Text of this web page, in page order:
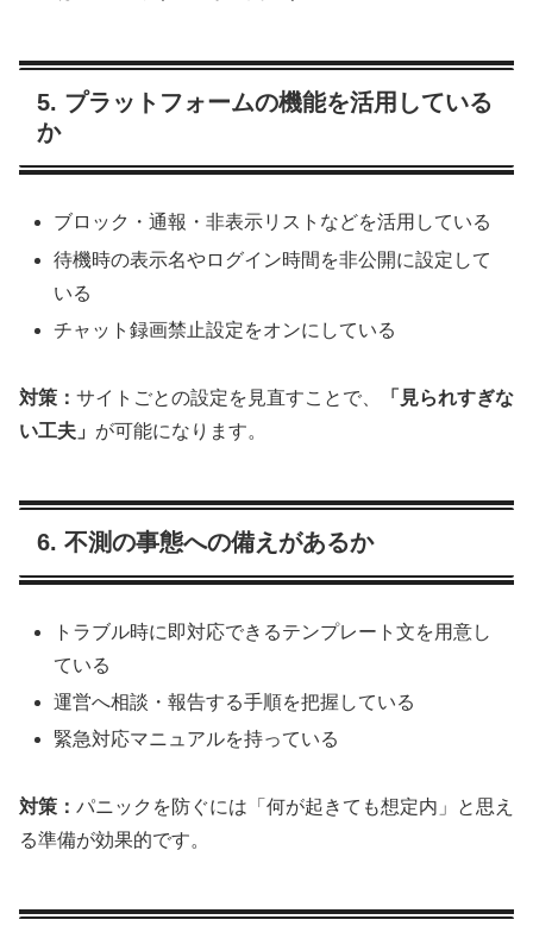
5. プラットフォームの機能を活用している
か
ブロック・通報・非表示リストなどを活用している
待機時の表示名やログイン時間を非公開に設定して
いる
チャット録画禁止設定をオンにしている
対策： サイトごとの設定を見直すことで、
「見られすぎな
い工夫」 が可能になります。
6. 不測の事態への備えがあるか
トラブル時に即対応できるテンプレート文を用意し
ている
運営へ相談・報告する手順を把握している
緊急対応マニュアルを持っている
対策： パニックを防ぐには「何が起きても想定内」と思え
る準備が効果的です。